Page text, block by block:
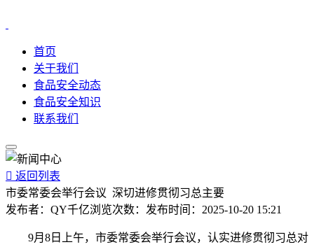
首页
关于我们
食品安全动态
食品安全知识
联系我们
 返回列表
市委常委会举行会议 深切进修贯彻习总主要
发布者： QY千亿浏览次数： 发布时间： 2025-10-20 15:21
9月8日上午，市委常委会举行会议，认实进修贯彻习总对